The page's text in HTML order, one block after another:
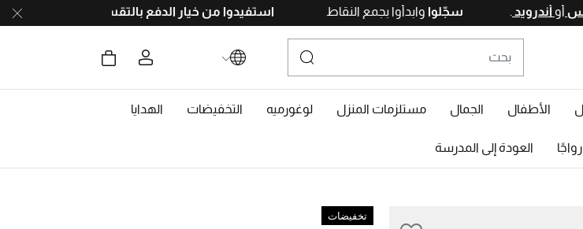
أو إسأوأندرويد .سجّلواوابدأوا بجمع النقاطاستفيدوا من خيار الدفع بالتقسيط
الأطفال الجمال مستلزمات المنزل لوغورميه التخفيضات الهدايا
العودة إلى المدرسة
تخفيضات